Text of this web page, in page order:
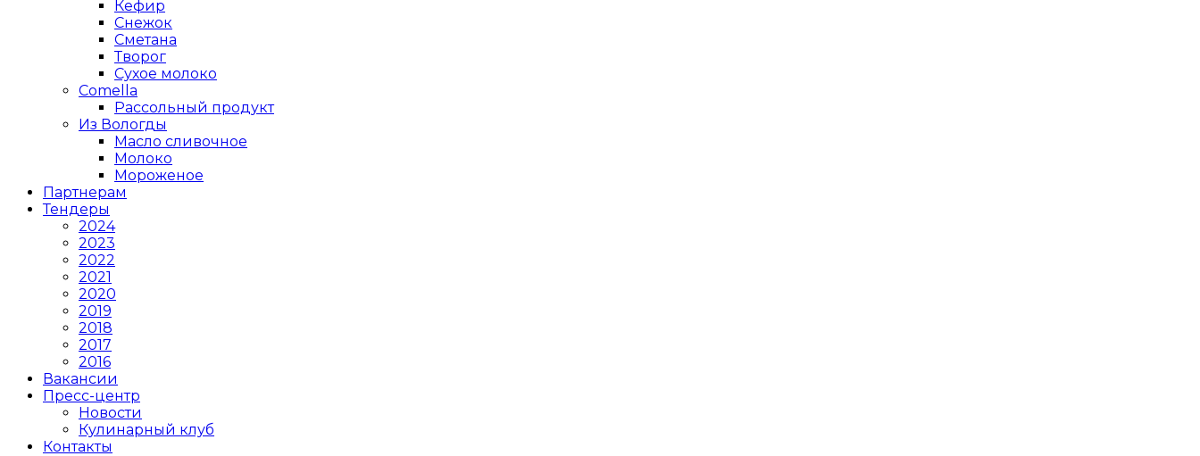
Кефир
Снежок
Сметана
Творог
Сухое молоко
Comеlla
Рассольный продукт
Из Вологды
Масло сливочное
Молоко
Мороженое
Партнерам
Тендеры
2024
2023
2022
2021
2020
2019
2018
2017
2016
Вакансии
Пресс-центр
Новости
Кулинарный клуб
Контакты